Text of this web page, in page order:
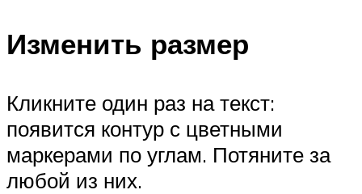
Изменить размер
Кликните один раз на текст:
появится контур с цветными
маркерами по углам. Потяните за
любой из них.